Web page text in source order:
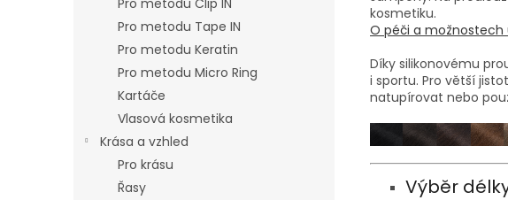
Pro metodu Clip IN
Pro metodu Tape IN
Pro metodu Keratin
Pro metodu Micro Ring
Kartáče
Vlasová kosmetika
Krása a vzhled
Pro krásu
Řasy
kosmetiku.
O péči a
Díky silikonovému
i sportu. Pro větší
natupírovat nebo
Výběr